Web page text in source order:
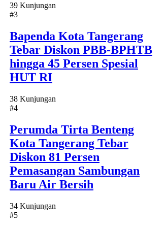
39 Kunjungan
#3
Bapenda Kota Tangerang
Tebar Diskon PBB-BPHTB
hingga 45 Persen Spesial
HUT RI
38 Kunjungan
#4
Perumda Tirta Benteng
Kota Tangerang Tebar
Diskon 81 Persen
Pemasangan Sambungan
Baru Air Bersih
34 Kunjungan
#5